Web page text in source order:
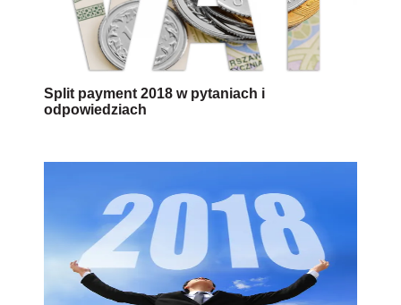
Split payment 2018 w pytaniach i
odpowiedziach